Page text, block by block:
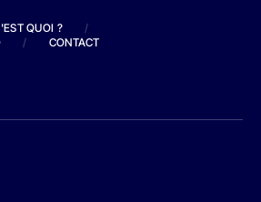
QUOI ?
/
/ CONTACT